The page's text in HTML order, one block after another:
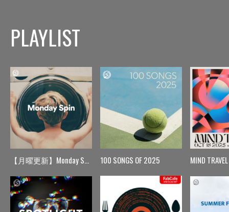
PLAYLIST
【月曜更新】Monday Spin 100 SONGS OF 2025 MIND TRAVEL